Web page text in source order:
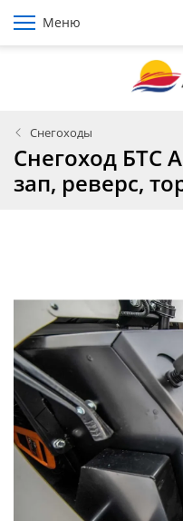
Меню
Снегоходы
Снегоход БТС
зап, реверс,